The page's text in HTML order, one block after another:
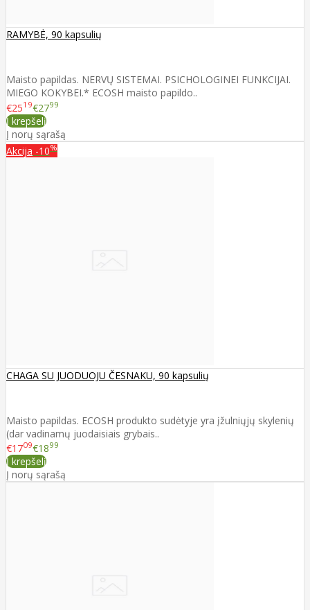
RAMYBĖ, 90 kapsulių
Maisto papildas. NERVŲ SISTEMAI. PSICHOLOGINEI FUNKCIJAI.
MIEGO KOKYBEI.* ECOSH maisto papildo..
€2519€2799
Į krepšelį
Į norų sąrašą
Akcija -10%
CHAGA SU JUODUOJU ČESNAKU, 90 kapsulių
Maisto papildas. ECOSH produkto sudėtyje yra įžulniųjų skylenių
(dar vadinamų juodaisiais grybais..
€1709€1899
Į krepšelį
Į norų sąrašą